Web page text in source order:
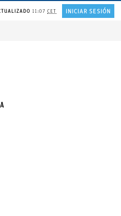
11:07CET INICIAR SESIÓN